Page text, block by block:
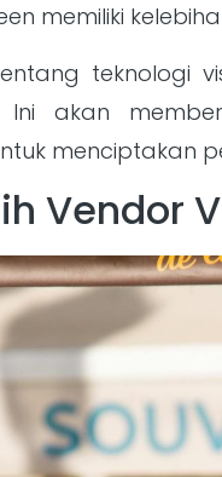
memiliki
teknologi
akan
menciptakan
Vendor